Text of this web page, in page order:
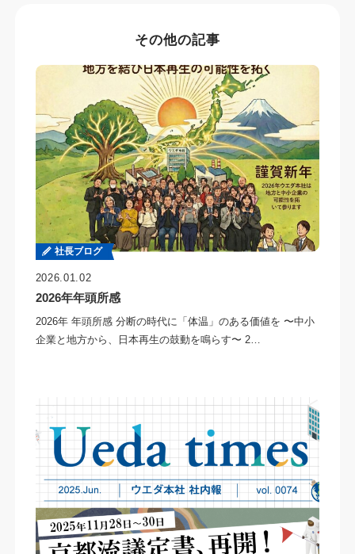
その他の記事
社長ブログ
2026.01.02
2026年年頭所感
2026年 年頭所感 分断の時代に「体温」のある価値を 〜中小
企業と地方から、日本再生の鼓動を鳴らす〜 2…